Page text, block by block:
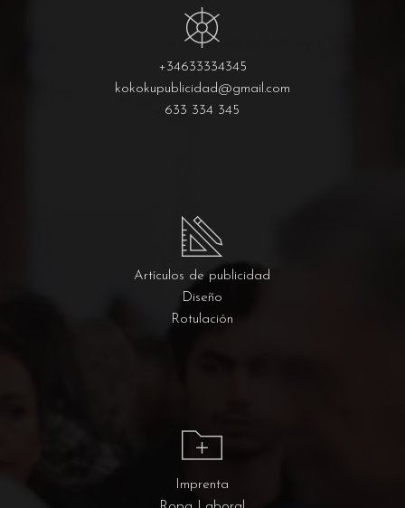
+34633334345
kokokupublicidad@gmail.com
633 334 345
Artículos de publicidad
Diseño
Rotulación
Imprenta